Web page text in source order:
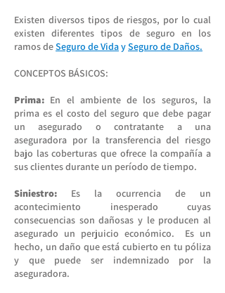
Existen diversos tipos de riesgos, por lo cual
existen diferentes tipos de seguro en los
ramos deSeguro de VidaySeguro de Daños.
CONCEPTOS BÁSICOS:
Prima: En el ambiente de los seguros, la
prima es el costo del seguro que debe pagar
un asegurado o contratante a una
aseguradora por la transferencia del riesgo
bajo las coberturas que ofrece la compañía a
sus clientes durante un período de tiempo.
Siniestro: Es la ocurrencia de un
acontecimiento inesperado cuyas
consecuencias son dañosas y le producen al
asegurado un perjuicio económico. Es un
hecho, un daño que está cubierto en tu póliza
y que puede ser indemnizado por la
aseguradora.